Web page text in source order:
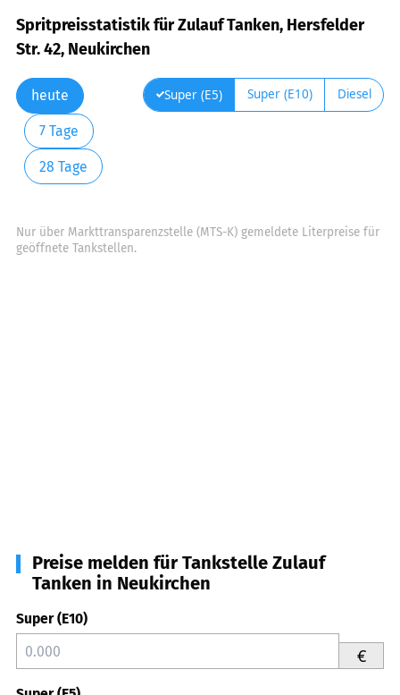
Spritpreisstatistik für Zulauf Tanken, Hersfelder
Str. 42, Neukirchen
heute
7 Tage
28 Tage
Super (E5) Super (E10) Diesel
Nur über Markttransparenzstelle (MTS-K) gemeldete Literpreise für
geöffnete Tankstellen.
Preise melden für Tankstelle Zulauf
Tanken in Neukirchen
Super (E10)
€